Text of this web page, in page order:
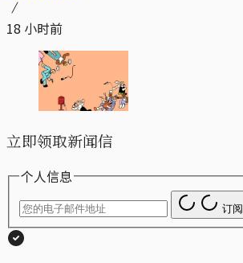
18 小时前
立即领取新闻信
个人信息
订阅